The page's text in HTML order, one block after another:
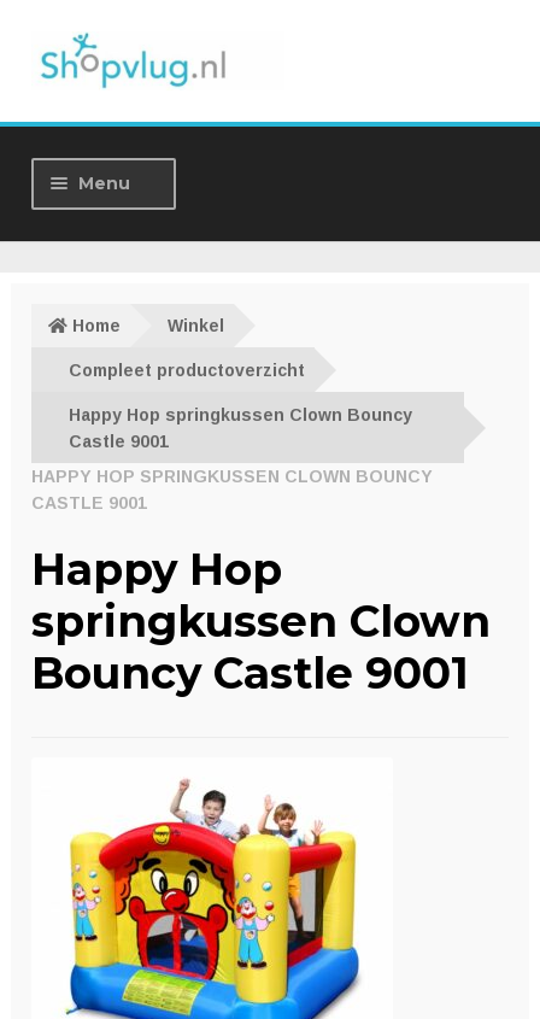
Menu
Home
Over ons
Nieuws
Contact
Winkelwagen
Home Winkel
Compleet productoverzicht
Happy Hop springkussen Clown Bouncy
Castle 9001
HAPPY HOP SPRINGKUSSEN CLOWN BOUNCY
CASTLE 9001
Happy Hop
springkussen Clown
Bouncy Castle 9001